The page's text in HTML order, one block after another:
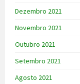
Dezembro 2021
Novembro 2021
Outubro 2021
Setembro 2021
Agosto 2021